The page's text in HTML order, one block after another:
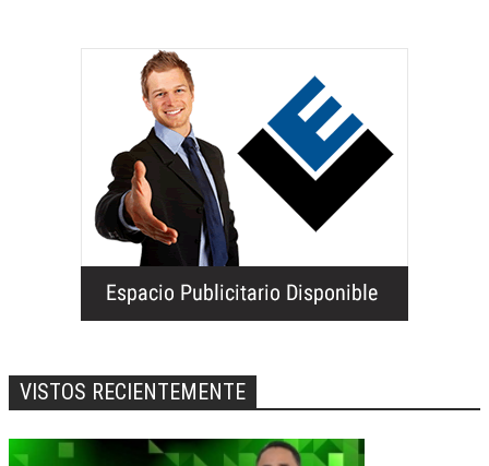
VISTOS RECIENTEMENTE